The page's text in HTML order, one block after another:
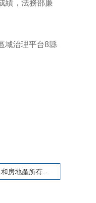
績，法務部廉
域治理平台8縣